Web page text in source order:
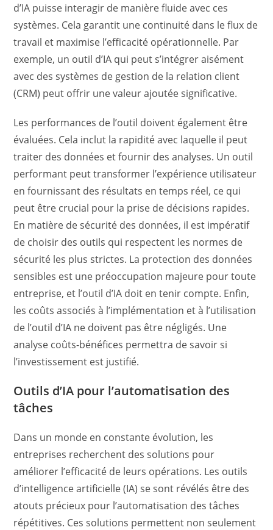
d’IA puisse interagir de manière fluide avec ces
systèmes. Cela garantit une continuité dans le flux de
travail et maximise l’efficacité opérationnelle. Par
exemple, un outil d’IA qui peut s’intégrer aisément
avec des systèmes de gestion de la relation client
(CRM) peut offrir une valeur ajoutée significative.
Les performances de l’outil doivent également être
évaluées. Cela inclut la rapidité avec laquelle il peut
traiter des données et fournir des analyses. Un outil
performant peut transformer l’expérience utilisateur
en fournissant des résultats en temps réel, ce qui
peut être crucial pour la prise de décisions rapides.
En matière de sécurité des données, il est impératif
de choisir des outils qui respectent les normes de
sécurité les plus strictes. La protection des données
sensibles est une préoccupation majeure pour toute
entreprise, et l’outil d’IA doit en tenir compte. Enfin,
les coûts associés à l’implémentation et à l’utilisation
de l’outil d’IA ne doivent pas être négligés. Une
analyse coûts-bénéfices permettra de savoir si
l’investissement est justifié.
Outils d’IA pour l’automatisation des
tâches
Dans un monde en constante évolution, les
entreprises recherchent des solutions pour
améliorer l’efficacité de leurs opérations. Les outils
d’intelligence artificielle (IA) se sont révélés être des
atouts précieux pour l’automatisation des tâches
répétitives. Ces solutions permettent non seulement